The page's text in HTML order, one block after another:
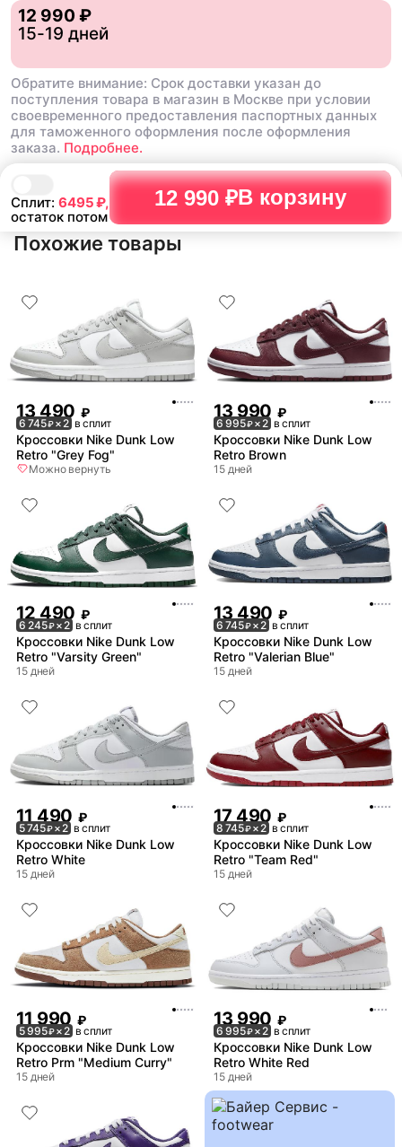
Сплит: 6495₽,
остаток потом
12 990 ₽В корзину
12 990 ₽
15-19 дней
Обратите внимание: Срок доставки указан до
поступления товара в магазин в Москве при условии
своевременного предоставления паспортных данных
для таможенного оформления после оформления
заказа. Подробнее.
Похожие товары
13 490 ₽
6 745₽× 2 в сплит
Кроссовки Nike Dunk Low
Retro "Grey Fog"
Можно вернуть
13 990 ₽
6 995₽× 2 в сплит
Кроссовки Nike Dunk Low
Retro Brown
15 дней
12 490 ₽
6 245₽× 2 в сплит
Кроссовки Nike Dunk Low
Retro "Varsity Green"
15 дней
13 490 ₽
6 745₽× 2 в сплит
Кроссовки Nike Dunk Low
Retro "Valerian Blue"
15 дней
11 490 ₽
5 745₽× 2 в сплит
Кроссовки Nike Dunk Low
Retro White
15 дней
17 490 ₽
8 745₽× 2 в сплит
Кроссовки Nike Dunk Low
Retro "Team Red"
15 дней
11 990 ₽
5 995₽× 2 в сплит
Кроссовки Nike Dunk Low
Retro Prm "Medium Curry"
15 дней
13 990 ₽
6 995₽× 2 в сплит
Кроссовки Nike Dunk Low
Retro White Red
15 дней